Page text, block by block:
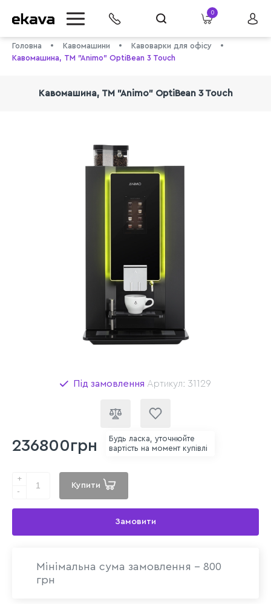
info@ekava.com.ua
0
Головна Кавомашини
Кавоварки для офісу
Кавомашина, TM "Animo" OptiBean 3 Touch
Кавомашина, TM "Animo" OptiBean 3 Touch
Під замовлення Артикул: 31129
236800грн
Будь ласка, уточнюйте
вартість на момент купівлі
+
-
Купити
Замовити
Мінімальна сума замовлення - 800
грн